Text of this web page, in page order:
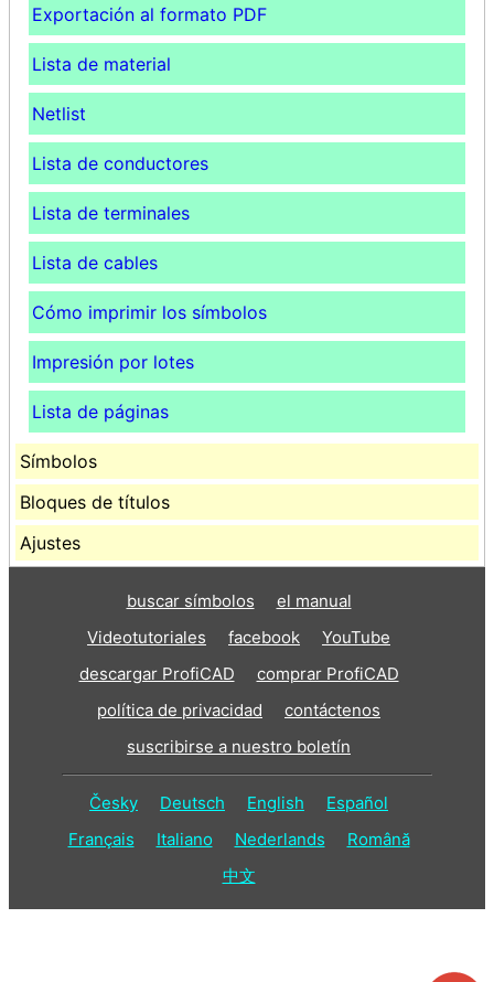
Exportación al formato PDF
Lista de material
Netlist
Lista de conductores
Lista de terminales
Lista de cables
Cómo imprimir los símbolos
Impresión por lotes
Lista de páginas
Símbolos
Bloques de títulos
Ajustes
buscar símbolos
el manual
Videotutoriales
facebook
YouTube
descargar ProfiCAD
comprar ProfiCAD
política de privacidad
contáctenos
suscribirse a nuestro boletín
Česky Deutsch English
Español
Français
Italiano Nederlands
Română
中文